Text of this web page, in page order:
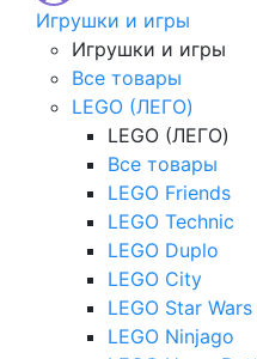
Игрушки и игры
Игрушки и игры
Все товары
LEGO (ЛЕГО)
LEGO (ЛЕГО)
Все товары
LEGO Friends
LEGO Technic
LEGO Duplo
LEGO City
LEGO Star Wars
LEGO Ninjago